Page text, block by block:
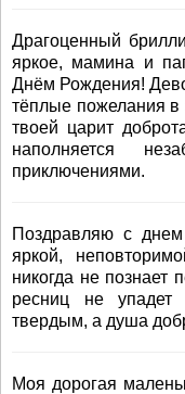
Драгоценный
яркое, мамина и
Днём Рождения!
тёплые пожелания в
твоей царит
наполняется
приключениями.
Поздравляю с
яркой,
никогда не познает
ресниц не упадет
твердым, а душа
Моя дорогая